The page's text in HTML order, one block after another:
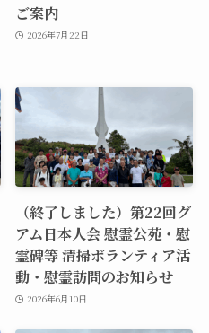
ご案内
2026年7月22日
（終了しました）第22回グ
アム日本人会 慰霊公苑・慰
霊碑等 清掃ボランティア活
動・慰霊訪問のお知らせ
2026年6月10日